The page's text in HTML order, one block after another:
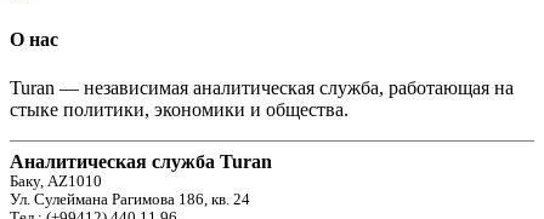
О нас
Turan — независимая аналитическая служба, работающая на
стыке политики, экономики и общества.
Аналитическая служба Turan
Баку, AZ1010
Ул. Сулеймана Рагимова 186, кв. 24